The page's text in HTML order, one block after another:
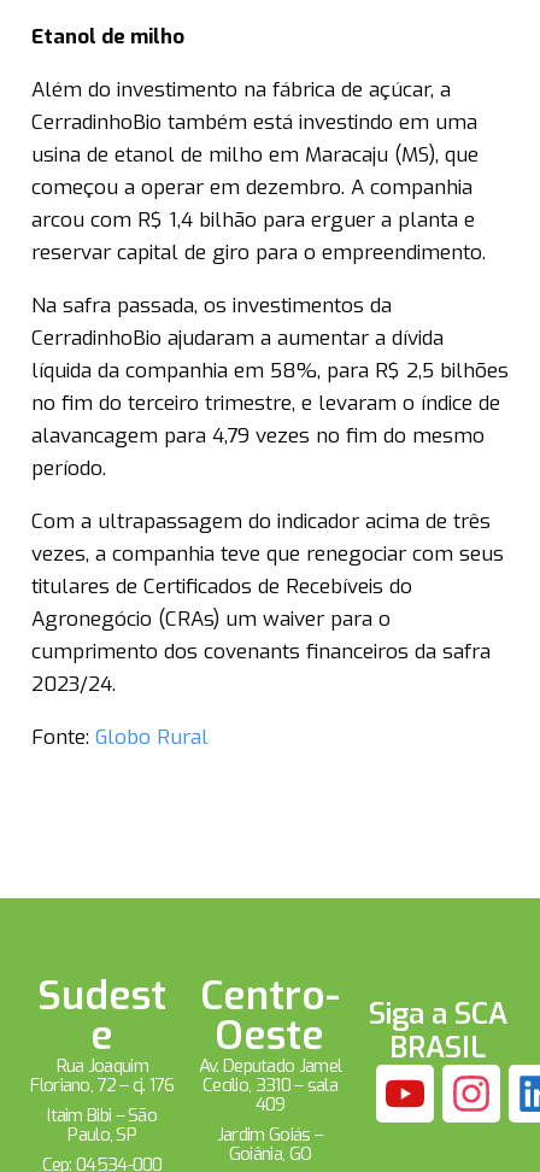
Etanol de milho
Além do investimento na fábrica de açúcar, a
CerradinhoBio também está investindo em uma
usina de etanol de milho em Maracaju (MS), que
começou a operar em dezembro. A companhia
arcou com R$ 1,4 bilhão para erguer a planta e
reservar capital de giro para o empreendimento.
Na safra passada, os investimentos da
CerradinhoBio ajudaram a aumentar a dívida
líquida da companhia em 58%, para R$ 2,5 bilhões
no fim do terceiro trimestre, e levaram o índice de
alavancagem para 4,79 vezes no fim do mesmo
período.
Com a ultrapassagem do indicador acima de três
vezes, a companhia teve que renegociar com seus
titulares de Certificados de Recebíveis do
Agronegócio (CRAs) um waiver para o
cumprimento dos covenants financeiros da safra
2023/24.
Fonte: Globo Rural
Sudest
e
Rua Joaquim
Floriano, 72 – cj. 176
Itaim Bibi – São
Paulo, SP
Cep: 04534-000
Centro-
Oeste
Av. Deputado Jamel
Cecílio, 3310 – sala
409
Jardim Goiás –
Goiânia, GO
Siga a SCA
BRASIL